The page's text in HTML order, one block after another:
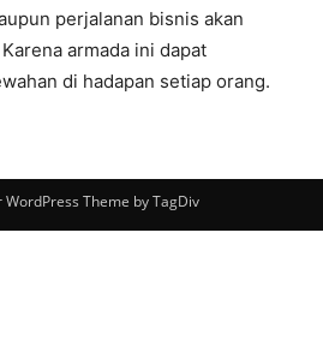
perjalanan bisnis akan
armada ini dapat
di hadapan setiap orang.
Theme by TagDiv